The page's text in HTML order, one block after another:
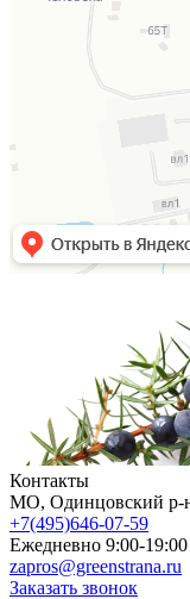
Контакты
МO, Одинцовский р-
+7(495)646-07-59
Ежедневно 9:00-19:00
zapros@greenstrana.ru
Заказать звонок